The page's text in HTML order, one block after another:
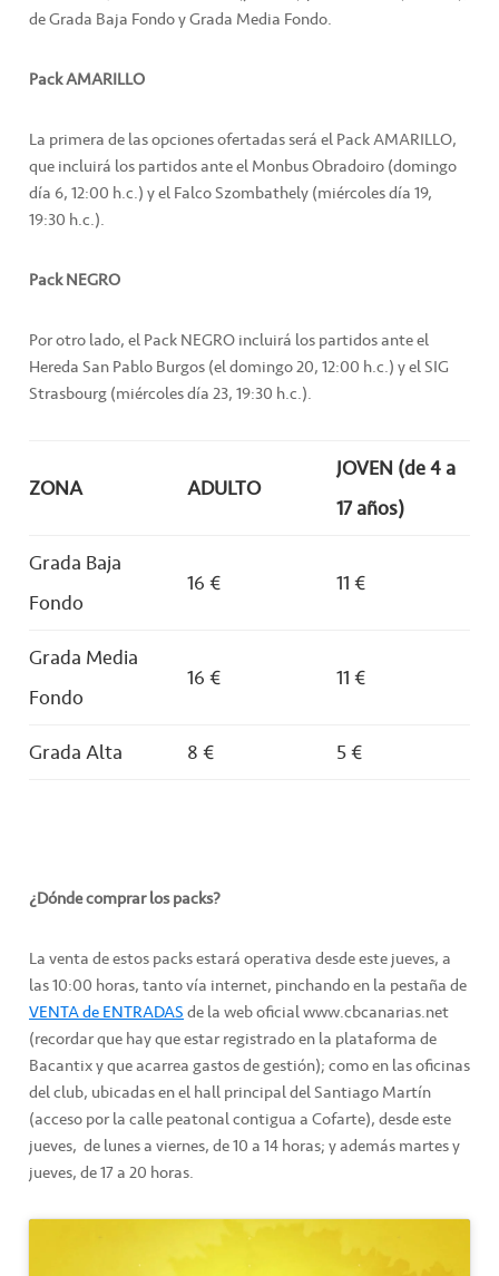
de Grada Baja Fondo y Grada Media Fondo.
Pack AMARILLO
La primera de las opciones ofertadas será el Pack AMARILLO,
que incluirá los partidos ante el Monbus Obradoiro (domingo
día 6, 12:00 h.c.) y el Falco Szombathely (miércoles día 19,
19:30 h.c.).
Pack NEGRO
Por otro lado, el Pack NEGRO incluirá los partidos ante el
Hereda San Pablo Burgos (el domingo 20, 12:00 h.c.) y el SIG
Strasbourg (miércoles día 23, 19:30 h.c.).
ZONA ADULTO
JOVEN (de 4 a
17 años)
Grada Baja
Fondo
16 € 11 €
Grada Media
Fondo
16 € 11 €
Grada Alta 8 € 5 €
¿Dónde comprar los packs?
La venta de estos packs estará operativa desde este jueves, a
las 10:00 horas, tanto vía internet, pinchando en la pestaña de
VENTA de ENTRADASde la web oficial www.cbcanarias.net
(recordar que hay que estar registrado en la plataforma de
Bacantix y que acarrea gastos de gestión); como en las oficinas
del club, ubicadas en el hall principal del Santiago Martín
(acceso por la calle peatonal contigua a Cofarte), desde este
jueves, de lunes a viernes, de 10 a 14 horas; y además martes y
jueves, de 17 a 20 horas.